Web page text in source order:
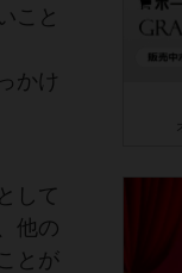
こと
かけ
して
他の
とが